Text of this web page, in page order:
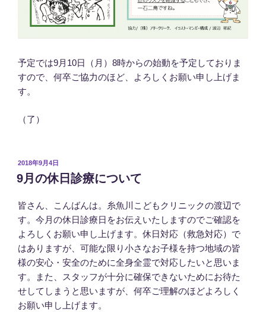
予定では9月10日（月）8時からの始動を予定しておりま
すので、何卒ご協力のほど、よろしくお願い申し上げま
す。
（了）
投
稿
日:
2018年9月4日
9月の休日診療について
皆さん、こんばんは。糸魚川こどもクリニックの渡辺で
す。今月の休日診療日をお伝えいたしますのでご確認を
よろしくお願い申し上げます。休日対応（救急対応）で
はありますが、可能な限り小さなお子様を持つ地域の皆
様の安心・安全のために全身全霊で対応したいと思いま
す。また、スタッフが十分に確保できないためにお待た
せしてしまうと思いますが、何卒ご理解のほどよろしく
お願い申し上げます。